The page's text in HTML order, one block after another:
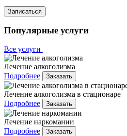
Записаться
Популярные услуги
Все услуги
Лечение алкоголизма
Подробнее
Заказать
Лечение алкоголизма в стационаре
Подробнее
Заказать
Лечение наркомании
Подробнее
Заказать